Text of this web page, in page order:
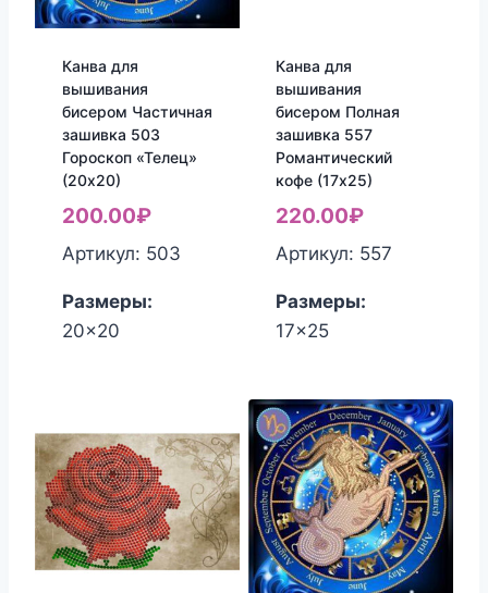
Канва для
вышивания
бисером Частичная
зашивка 503
Гороскоп «Телец»
(20х20)
200.00₽
Артикул: 503
Размеры:
20x20
Канва для
вышивания
бисером Полная
зашивка 557
Романтический
кофе (17х25)
220.00₽
Артикул: 557
Размеры:
17x25